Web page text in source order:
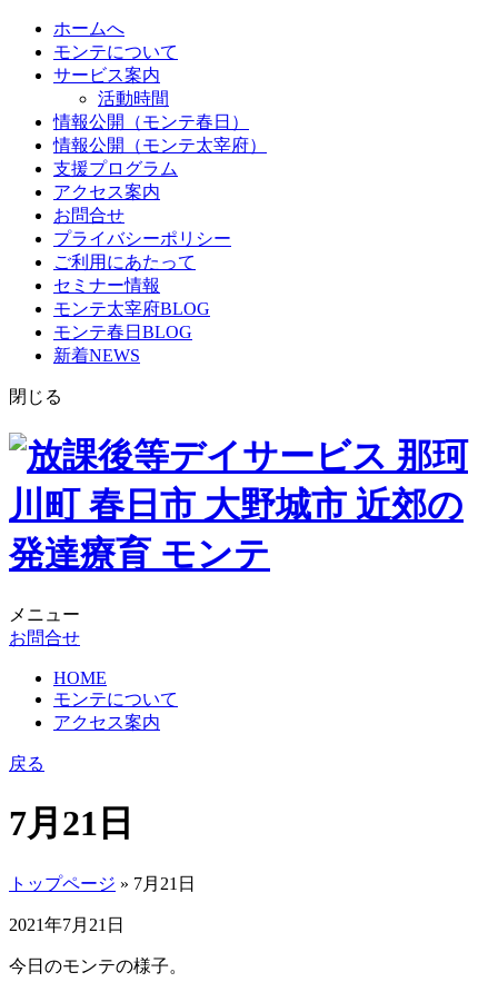
ホームへ
モンテについて
サービス案内
活動時間
情報公開（モンテ春日）
情報公開（モンテ太宰府）
支援プログラム
アクセス案内
お問合せ
プライバシーポリシー
ご利用にあたって
セミナー情報
モンテ太宰府BLOG
モンテ春日BLOG
新着NEWS
閉じる
メニュー
お問合せ
HOME
モンテについて
アクセス案内
戻る
7月21日
トップページ » 7月21日
2021年7月21日
今日のモンテの様子。